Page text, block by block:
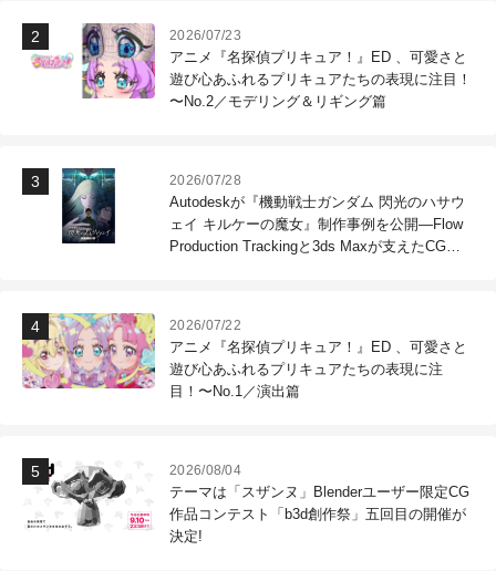
2026/07/23
アニメ『名探偵プリキュア！』ED 、可愛さと
遊び心あふれるプリキュアたちの表現に注目！
〜No.2／モデリング＆リギング篇
2026/07/28
Autodeskが『機動戦士ガンダム 閃光のハサウ
ェイ キルケーの魔女』制作事例を公開―Flow
Production Trackingと3ds Maxが支えたCG制
2026/07/22
アニメ『名探偵プリキュア！』ED 、可愛さと
遊び心あふれるプリキュアたちの表現に注
目！〜No.1／演出篇
2026/08/04
テーマは「スザンヌ」Blenderユーザー限定CG
作品コンテスト「b3d創作祭」五回目の開催が
決定!